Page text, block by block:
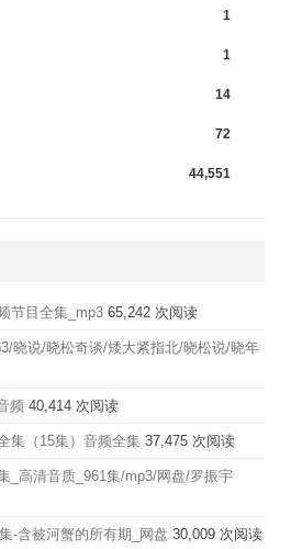
1
1
14
72
44,551
节目全集_mp3 65,242 次阅读
晓说/晓松奇谈/矮大紧指北/晓松说/晓年
频 40,414 次阅读
集（15集）音频全集 37,475 次阅读
_高清音质_961集/mp3/网盘/罗振宇
-含被河蟹的所有期_网盘 30,009 次阅读